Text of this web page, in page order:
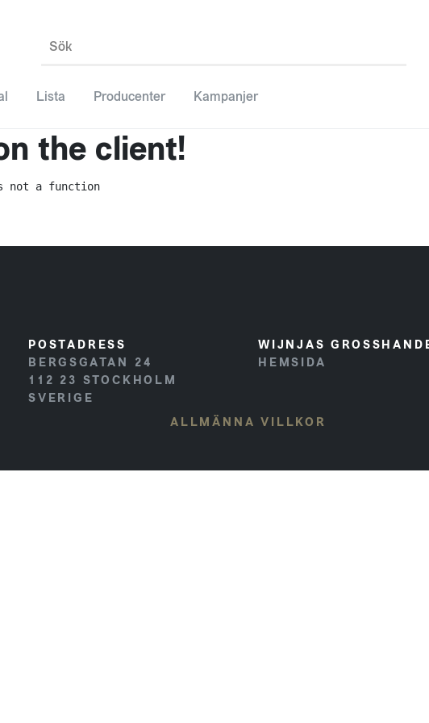
Sök
Lista Producenter Kampanjer
the client!
a function
POSTADRESS
BERGSGATAN 24
112 23 STOCKHOLM
SVERIGE
WIJNJAS
HEMSIDA
ALLMÄNNA VILLKOR